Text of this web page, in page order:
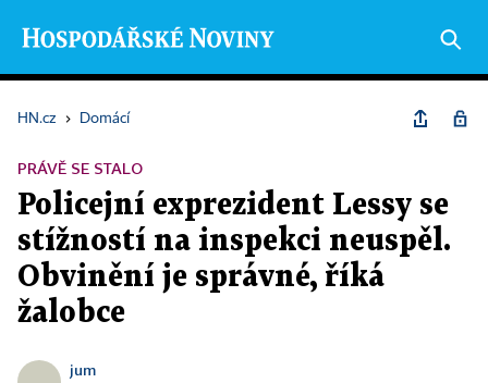
HN.cz › Domácí
PRÁVĚ SE STALO
Policejní exprezident Lessy se
stížností na inspekci neuspěl.
Obvinění je správné, říká
žalobce
jum